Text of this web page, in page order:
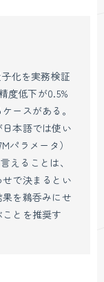
化を実務検証
度低下が0.5%
ースがある。
本語では使い
パラメータ）
えることは、
で決まるとい
を鵜呑みにせ
とを推奨す